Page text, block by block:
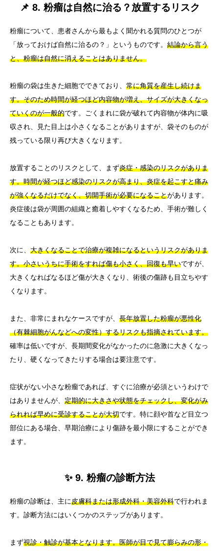
📌 8. 粉瘤は自然に治る？放置するリスク
粉瘤について、患者さんから最もよく聞かれる質問のひとつが
「放っておけば自然に治るの？」というものです。 結論から言う
と、粉瘤は自然に消えることはありません。
粉瘤の袋は生きた細胞でできており、 常に角質を産生し続けま
す。そのため時間が経つほど内容物が増え、サイズが大きくなっ
ていくのが一般的です。ごくまれに袋が破れて内容物が体内に吸
収され、見た目上は小さくなることがありますが、袋そのものが
残っている限り再び大きくなります。
放置することのリスクとして、まず炎症・感染のリスクがありま
す。時間が経つほど感染のリスクが高まり、炎症を起こすと痛み
が強くなるだけでなく、切開手術が必要になることがあります。
炎症後は袋が周囲の組織と癒着しやすくなるため、手術が難しく
なることもあります。
次に、 大きくなることで治療が複雑になるというリスクがありま
す。小さいうちに手術をすれば傷も小さく、回復も早いですが、
大きくなればなるほど傷が大きくなり、術後の傷跡も目立ちやす
くなります。
また、非常にまれなケースですが、 長年放置した粉瘤が悪性化
（有棘細胞がんなどへの変性）するリスクも指摘されています。
確率は低いですが、長期間変化がなかったのに急激に大きくなっ
たり、硬くなってきたりする場合は要注意です。
症状がない小さな粉瘤であれば、すぐに治療が必須というわけで
はありませんが、 定期的に大きさや状態をチェックし、変化がみ
られれば早めに受診することが大切です。特に顔や首など目立つ
部位にある場合、早期治療により傷跡を最小限にすることができ
ます。
✨ 9. 粉瘤の診断方法
粉瘤の診断は、主に皮膚科または形成外科・美容外科で行われま
す。診断方法にはいくつかのステップがあります。
まず視診・触診が基本となります。医師が目で見て膨らみの形・